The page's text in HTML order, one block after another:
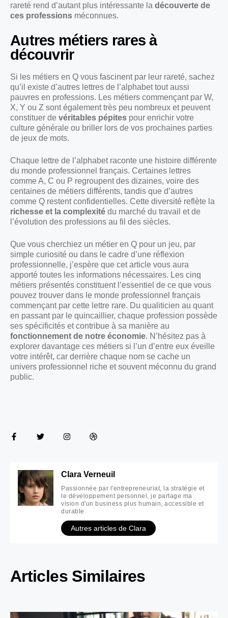
rareté rend d’autant plus intéressante la découverte de
ces professions méconnues.
Autres métiers rares à
découvrir
Si les métiers en Q vous fascinent par leur rareté, sachez
qu’il existe d’autres lettres de l’alphabet tout aussi
pauvres en professions. Les métiers commençant par W,
X, Y ou Z sont également très peu nombreux et peuvent
constituer de véritables pépites pour enrichir votre
culture générale ou briller lors de vos prochaines parties
de jeux de mots.
Chaque lettre de l’alphabet raconte une histoire différente
du monde professionnel français. Certaines lettres
comme A, C ou P regroupent des dizaines, voire des
centaines de métiers différents, tandis que d’autres
comme Q restent confidentielles. Cette diversité reflète la
richesse et la complexité du marché du travail et de
l’évolution des professions au fil des siècles.
Que vous cherchiez un métier en Q pour un jeu, par
simple curiosité ou dans le cadre d’une réflexion
professionnelle, j’espère que cet article vous aura
apporté toutes les informations nécessaires. Les cinq
métiers présentés constituent l’essentiel de ce que vous
pouvez trouver dans le monde professionnel français
commençant par cette lettre rare. Du qualiticien au quant
en passant par le quincaillier, chaque profession possède
ses spécificités et contribue à sa manière au
fonctionnement de notre économie. N’hésitez pas à
explorer davantage ces métiers si l’un d’entre eux éveille
votre intérêt, car derrière chaque nom se cache un
univers professionnel riche et souvent méconnu du grand
public.
Clara Verneuil
Passionnée par l'entrepreneuriat, la stratégie et
le développement personnel, je partage ma
vision d'un business plus humain, accessible et
durable.
Autres articles de Clara
Articles Similaires